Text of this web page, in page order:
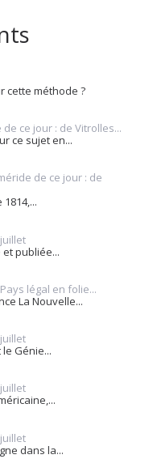
cette méthode ?
ce jour : de Vitrolles...
ce sujet en...
de ce jour : de
publiée...
légal en folie...
La Nouvelle...
Génie...
dans la...